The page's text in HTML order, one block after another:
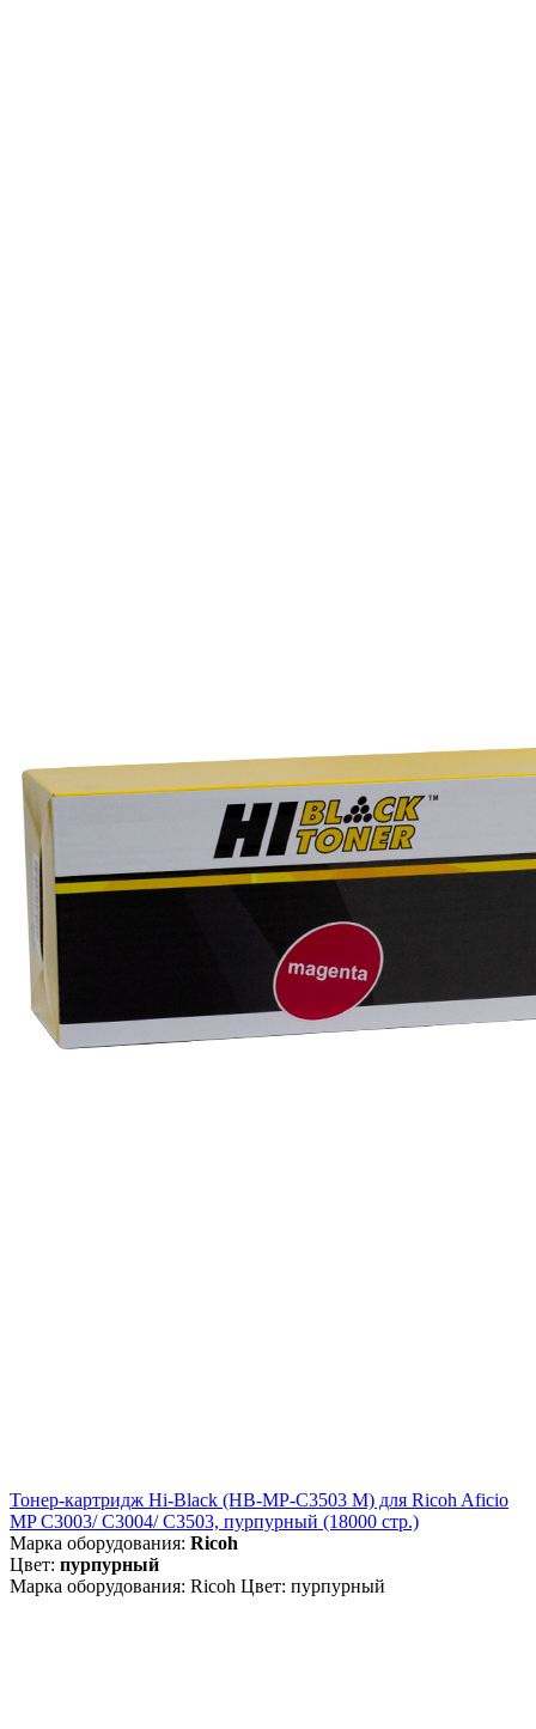
Тонер-картридж Hi-Black (HB-MP-C3503 M) для Ricoh Aficio
MP C3003/ C3004/ C3503, пурпурный (18000 стр.)
Марка оборудования: Ricoh
Цвет: пурпурный
Марка оборудования: Ricoh Цвет: пурпурный